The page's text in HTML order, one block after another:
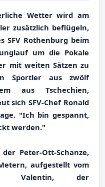
Wetter wird am
zusätzlich beflügeln,
SFV Rothenburg beim
um die Pokale
mit weiten Sätzen zu
Sportler aus zwölf
aus Tschechien,
sich SFV-Chef Ronald
"Ich bin gespannt,
werden."
Peter-Ott-Schanze,
aufgestellt vom
Valentin, der